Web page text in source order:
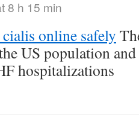
8 h 15 min
online safely
US population
hospitalizations